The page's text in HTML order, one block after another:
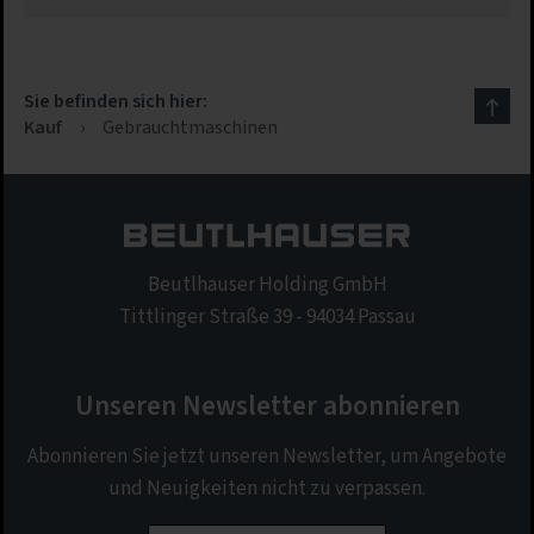
Sie befinden sich hier:
Kauf
› Gebrauchtmaschinen
Beutlhauser Holding GmbH
Tittlinger Straße 39 - 94034 Passau
Unseren Newsletter abonnieren
Abonnieren Sie jetzt unseren Newsletter, um Angebote
und Neuigkeiten nicht zu verpassen.